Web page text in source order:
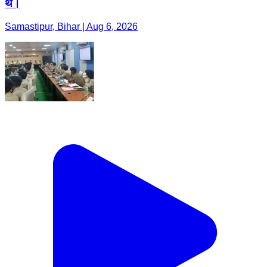
थे।
Samastipur, Bihar | Aug 6, 2026